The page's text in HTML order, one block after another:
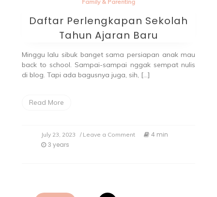
Family & Parenting
Daftar Perlengkapan Sekolah
Tahun Ajaran Baru
Minggu lalu sibuk banget sama persiapan anak mau
back to school. Sampai-sampai nggak sempat nulis
di blog. Tapi ada bagusnya juga, sih, […]
Read More
July 23, 2023 / Leave a Comment
4 min
3 years